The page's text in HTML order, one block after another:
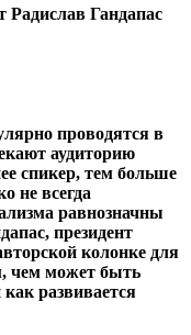
Радислав Гандапас
проводятся в
аудиторию
спикер, тем больше
не всегда
равнозначны
президент
колонке для
чем может быть
развивается